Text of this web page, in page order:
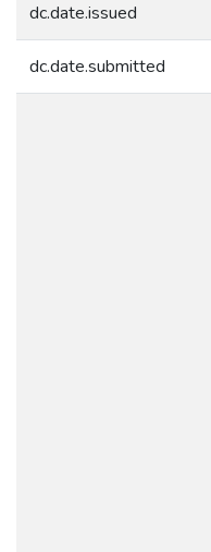
dc.date.issued
dc.date.submitted